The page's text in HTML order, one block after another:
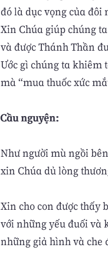
đó là dục vọng của đôi
Xin Chúa giúp chúng
và được Thánh Thần
Ước gì chúng ta khiêm
mà “mua thuốc xức
Cầu nguyện:
Như người mù ngồi
xin Chúa dủ lòng
Xin cho con được thấy
với những yếu đuối và
những giả hình và che